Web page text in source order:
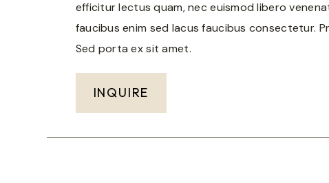
efficitur lectus quam, nec euismod libero
faucibus enim sed lacus faucibus consectetur.
Sed porta ex sit amet.
INQUIRE